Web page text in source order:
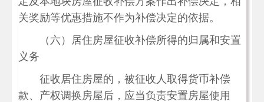
关奖励等优惠措施不作为补偿决定的依据。
（六）居住房屋征收补偿所得的归属和安置
义务
征收居住房屋的，被征收人取得货币补偿
款、产权调换房屋后，应当负责安置房屋使用